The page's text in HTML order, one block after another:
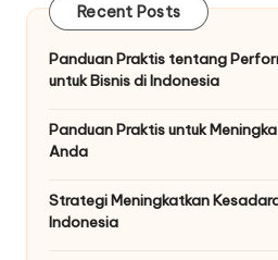
Recent Posts
Panduan Praktis tentang
untuk Bisnis di Indonesia
Panduan Praktis untuk
Anda
Strategi Meningkatkan
Indonesia